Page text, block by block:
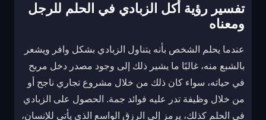
تفسير رؤية أكل الزبادي في الحلم للرجل
ومعناه
عندما يحلم الشخص بأنه يتناول الزبادي بشكل وافر ويشعر
بالشبع منه، غالبًا ما يشير ذلك إلى وجود مصدر دخل مربح
في حياته، سواء كان ذلك من خلال مشروع تجاري ناجح أو
من خلال وظيفة تدر عليه فوائد جمة. الحصول على الزبادي
في الحلم كذلك، يرمز إلى الرزق الواسع الذي يأتي للإنسان،